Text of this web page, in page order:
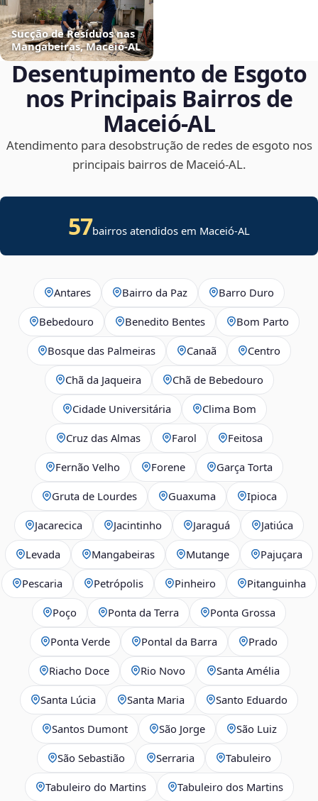
Sucção de Resíduos nas
Mangabeiras, Maceió‑AL
Desentupimento de Esgoto
nos Principais Bairros de
Maceió‑AL
Atendimento para desobstrução de redes de esgoto nos
principais bairros de Maceió‑AL.
57bairros atendidos em Maceió-AL
Antares Bairro da Paz Barro Duro
Bebedouro Benedito Bentes Bom Parto
Bosque das Palmeiras Canaã Centro
Chã da Jaqueira Chã de Bebedouro
Cidade Universitária Clima Bom
Cruz das Almas Farol Feitosa
Fernão Velho Forene Garça Torta
Gruta de Lourdes Guaxuma Ipioca
Jacarecica Jacintinho Jaraguá Jatiúca
Levada Mangabeiras Mutange Pajuçara
Pescaria Petrópolis Pinheiro Pitanguinha
Poço Ponta da Terra Ponta Grossa
Ponta Verde Pontal da Barra Prado
Riacho Doce Rio Novo Santa Amélia
Santa Lúcia Santa Maria Santo Eduardo
Santos Dumont São Jorge São Luiz
São Sebastião Serraria Tabuleiro
Tabuleiro do Martins Tabuleiro dos Martins